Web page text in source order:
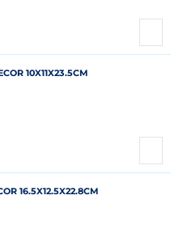
10X11X23.5CM
16.5X12.5X22.8CM